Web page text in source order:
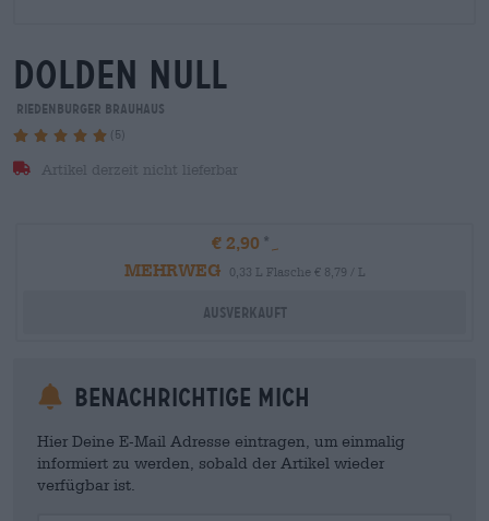
dolden null
Riedenburger Brauhaus
(5)
Artikel derzeit nicht lieferbar
€ 2,90
MEHRWEG
0,33 L Flasche € 8,79 / L
Ausverkauft
Benachrichtige mich
Hier Deine E-Mail Adresse eintragen, um einmalig
informiert zu werden, sobald der Artikel wieder
verfügbar ist.